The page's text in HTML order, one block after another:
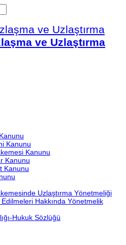
ve Uzlaştırma
Kanunu
Kanunu
Kanunu
Kanunu
Uzlaştırma Yönetmeliği
Hakkında Yönetmelik
Hukuk Sözlüğü